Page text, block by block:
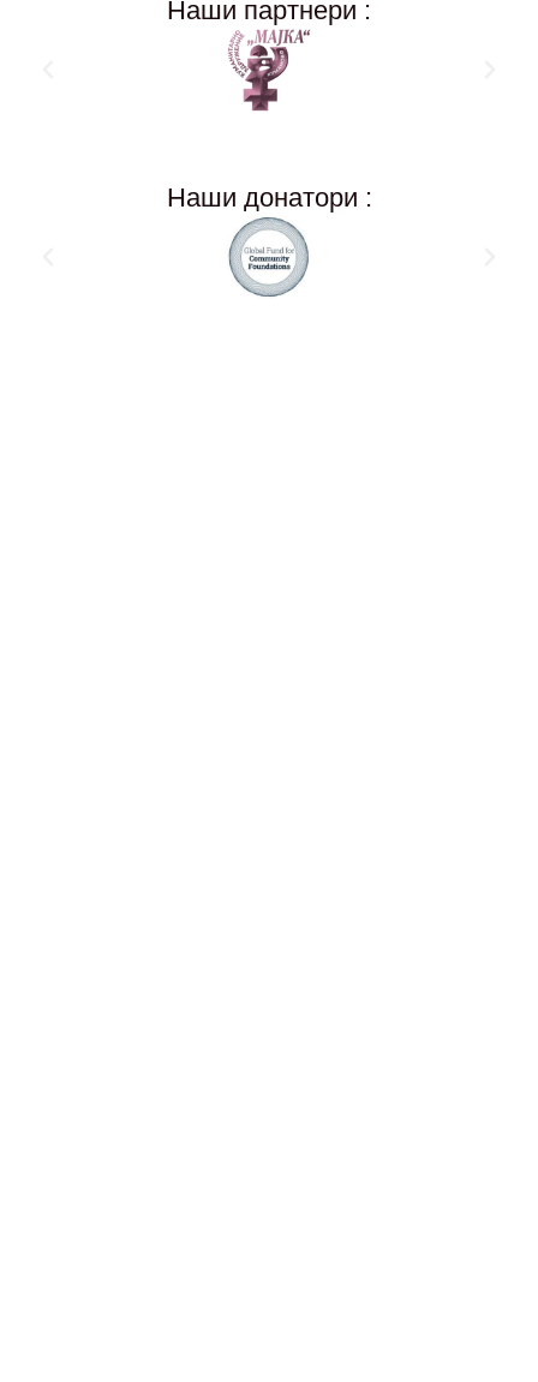
Наши партнери :
Наши донатори :